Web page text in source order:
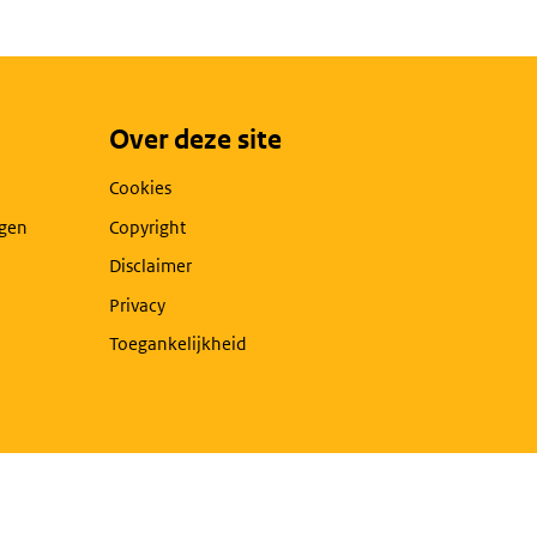
Over deze site
Cookies
Copyright
Disclaimer
Privacy
Toegankelijkheid